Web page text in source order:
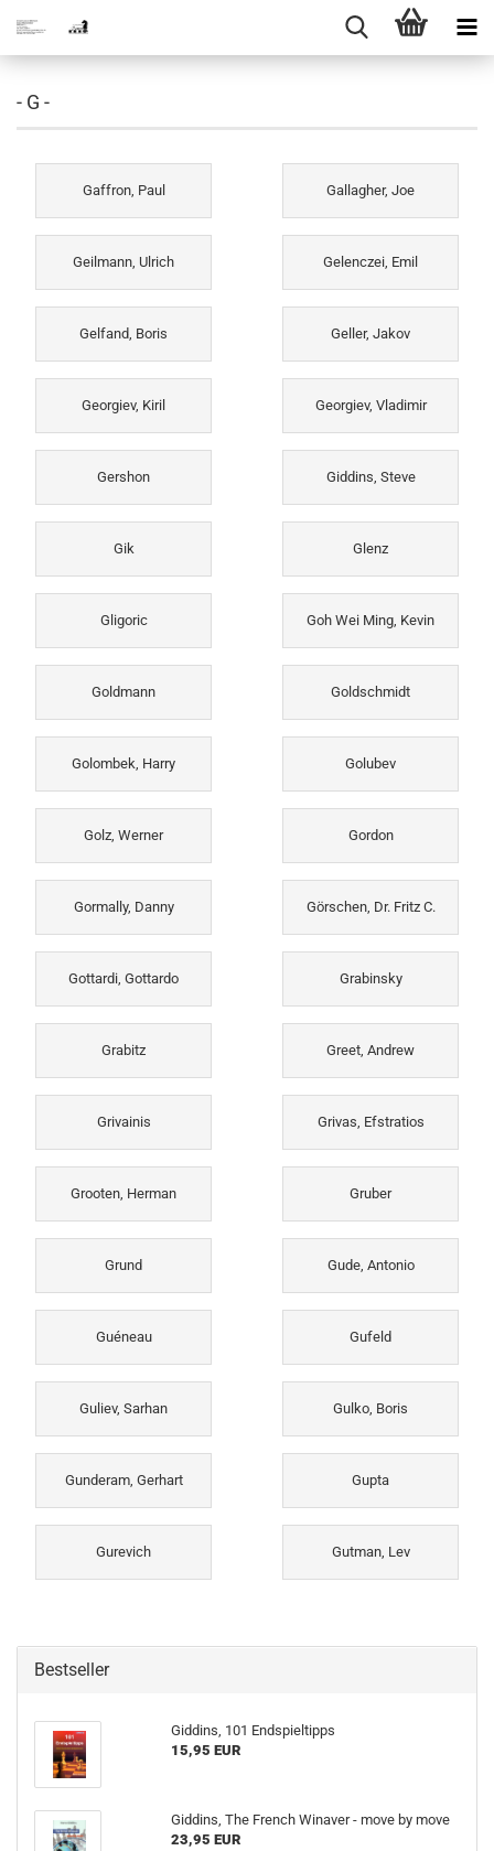
- G -
Gaffron, Paul Gallagher, Joe
Geilmann, Ulrich Gelenczei, Emil
Gelfand, Boris Geller, Jakov
Georgiev, Kiril Georgiev, Vladimir
Gershon Giddins, Steve
Gik Glenz
Gligoric Goh Wei Ming, Kevin
Goldmann Goldschmidt
Golombek, Harry Golubev
Golz, Werner Gordon
Gormally, Danny Görschen, Dr. Fritz C.
Gottardi, Gottardo Grabinsky
Grabitz Greet, Andrew
Grivainis Grivas, Efstratios
Grooten, Herman Gruber
Grund Gude, Antonio
Guéneau Gufeld
Guliev, Sarhan Gulko, Boris
Gunderam, Gerhart Gupta
Gurevich Gutman, Lev
Bestseller
Giddins, 101 Endspieltipps
15,95 EUR
Giddins, The French Winaver - move by move
23,95 EUR